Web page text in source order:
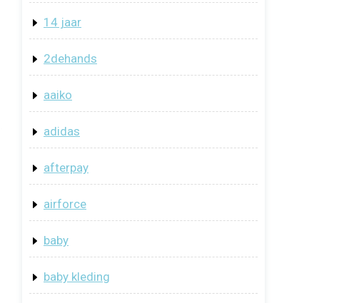
14 jaar
2dehands
aaiko
adidas
afterpay
airforce
baby
baby kleding